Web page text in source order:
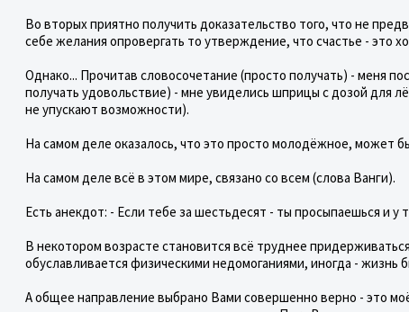
Во вторых приятно получить доказательство того, что не
себе желания опровергать то утверждение, что счастье - это
Однако... Прочитав словосочетание (просто получать) - меня
получать удовольствие) - мне увиделись шприцы с дозой для
не упускают возможности).
На самом деле оказалось, что это просто молодёжное, может
На самом деле всё в этом мире, связано со всем (слова Ванги).
Есть анекдот: - Если тебе за шестьдесят - ты просыпаешься и у
В некотором возрасте становится всё труднее
обуславливается физическими недомоганиями, иногда - жизнь
А общее направление выбрано Вами совершенно верно - это